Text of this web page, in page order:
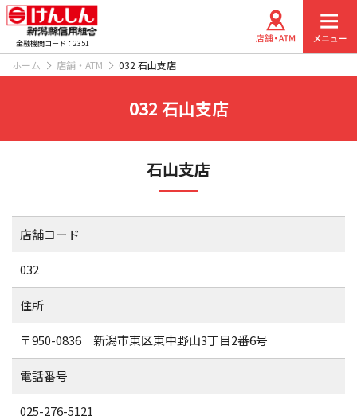
金融機関コード：2351
ホーム 店舗・ATM 032 石山支店
032 石山支店
石山支店
店舗コード
032
住所
〒950-0836 新潟市東区東中野山3丁目2番6号
電話番号
025-276-5121